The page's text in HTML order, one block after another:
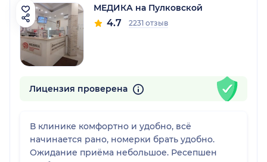
МЕДИКА на Пулковской
4.7 2231 отзыв
Лицензия проверена
В клинике комфортно и удобно, всё
начинается рано, номерки брать удобно.
Ожидание приёма небольшое. Ресепшен